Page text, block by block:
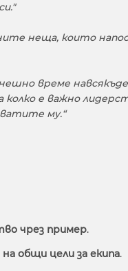
неща, които
време
е важно
му.“
чрез пример.
общи цели за екипа.